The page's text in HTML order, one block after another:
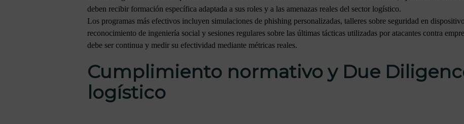
deben recibir formación específica adaptada a sus roles y a las amenazas reales del sector logístico.
Los programas más efectivos incluyen simulaciones de phishing personalizadas, talleres sobre seguridad en
reconocimiento de ingeniería social y sesiones regulares sobre las últimas tácticas utilizadas por atacantes contra
debe ser continua y medir su efectividad mediante métricas reales.
Cumplimiento normativo y Due
logístico